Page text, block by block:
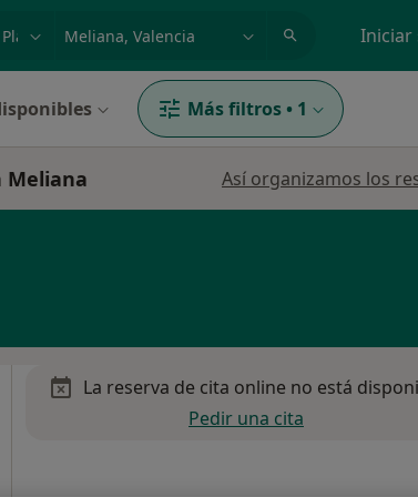
o nombre Iniciar
Más filtros • 1
Meliana Así organizamos los
La reserva de cita online no está
Pedir una cita